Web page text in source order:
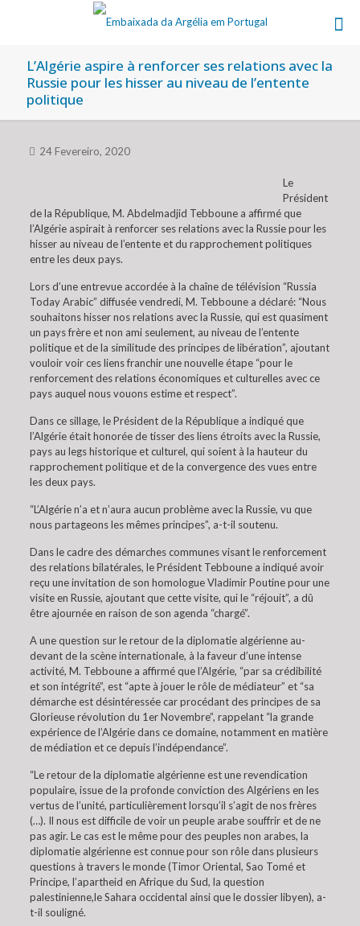
L’Algérie aspire à renforcer ses relations avec la
Russie pour les hisser au niveau de l’entente
politique
24 Fevereiro, 2020
Le
Président
de la République, M. Abdelmadjid Tebboune a affirmé que
l’Algérie aspirait à renforcer ses relations avec la Russie pour les
hisser au niveau de l’entente et du rapprochement politiques
entre les deux pays.
Lors d’une entrevue accordée à la chaîne de télévision “Russia
Today Arabic” diffusée vendredi, M. Tebboune a déclaré: “Nous
souhaitons hisser nos relations avec la Russie, qui est quasiment
un pays frère et non ami seulement, au niveau de l’entente
politique et de la similitude des principes de libération”, ajoutant
vouloir voir ces liens franchir une nouvelle étape “pour le
renforcement des relations économiques et culturelles avec ce
pays auquel nous vouons estime et respect”.
Dans ce sillage, le Président de la République a indiqué que
l’Algérie était honorée de tisser des liens étroits avec la Russie,
pays au legs historique et culturel, qui soient à la hauteur du
rapprochement politique et de la convergence des vues entre
les deux pays.
“L’Algérie n’a et n’aura aucun problème avec la Russie, vu que
nous partageons les mêmes principes”, a-t-il soutenu.
Dans le cadre des démarches communes visant le renforcement
des relations bilatérales, le Président Tebboune a indiqué avoir
reçu une invitation de son homologue Vladimir Poutine pour une
visite en Russie, ajoutant que cette visite, qui le “réjouit”, a dû
être ajournée en raison de son agenda “chargé”.
A une question sur le retour de la diplomatie algérienne au-
devant de la scène internationale, à la faveur d’une intense
activité, M. Tebboune a affirmé que l’Algérie, “par sa crédibilité
et son intégrité”, est “apte à jouer le rôle de médiateur” et “sa
démarche est désintéressée car procédant des principes de sa
Glorieuse révolution du 1er Novembre”, rappelant “la grande
expérience de l’Algérie dans ce domaine, notamment en matière
de médiation et ce depuis l’indépendance”.
“Le retour de la diplomatie algérienne est une revendication
populaire, issue de la profonde conviction des Algériens en les
vertus de l’unité, particulièrement lorsqu’il s’agit de nos frères
(…). Il nous est difficile de voir un peuple arabe souffrir et de ne
pas agir. Le cas est le même pour des peuples non arabes, la
diplomatie algérienne est connue pour son rôle dans plusieurs
questions à travers le monde (Timor Oriental, Sao Tomé et
Principe, l’apartheid en Afrique du Sud, la question
palestinienne,le Sahara occidental ainsi que le dossier libyen), a-
t-il souligné.